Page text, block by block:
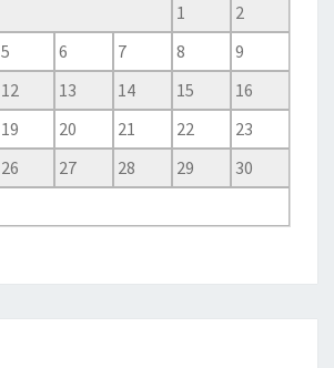
1
2
5 6 7 8
9
12 13 14 15
16
19 20 21 22
23
26 27 28 29
30